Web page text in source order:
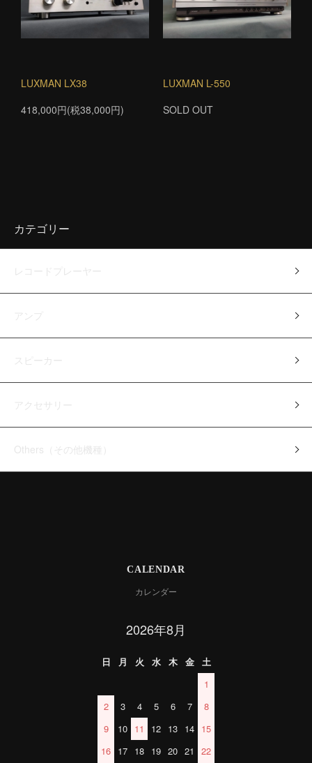
LUXMAN LX38
418,000円(税38,000円)
LUXMAN L-550
SOLD OUT
カテゴリー
レコードプレーヤー
アンプ
スピーカー
アクセサリー
Others（その他機種）
CALENDAR
カレンダー
2026年8月
日 月 火 水 木 金
土
1
2
3 4 5 6 7
8
9
10 11 12 13 14 15
16 17 18 19 20 21
22